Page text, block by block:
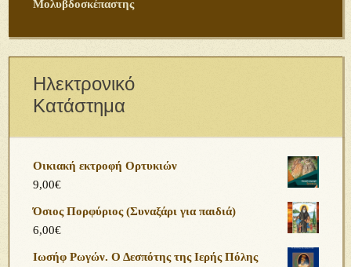
Μολυβδοσκέπαστης
Ηλεκτρονικό
Κατάστημα
Οικιακή εκτροφή Ορτυκιών
9,00€
Όσιος Πορφύριος (Συναξάρι για παιδιά)
6,00€
Ιωσήφ Ρωγών. Ο Δεσπότης της Ιερής Πόλης